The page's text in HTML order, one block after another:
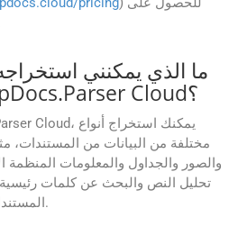
ما الذي يمكنني
باستخدام GroupDocs.Parser Cloud؟
مختلفة من البيانات من المستندات،
والصور والجداول والمعلومات المنظمة
تحليل النص والبحث عن كلمات
المستندات إلى تنسيقات مختلفة.